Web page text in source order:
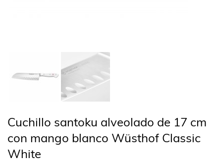
Cuchillo santoku alveolado de 17 cm
con mango blanco Wüsthof Classic
White